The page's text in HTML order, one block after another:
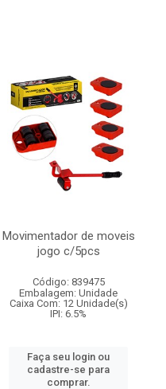
Movimentador de moveis
jogo c/5pcs
Código: 839475
Embalagem: Unidade
Caixa Com: 12 Unidade(s)
IPI: 6.5%
Faça seu login ou
cadastre-se para
comprar.